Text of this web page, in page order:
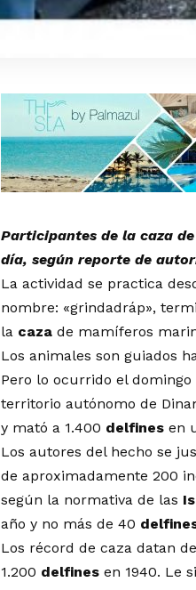
Participantes de la caza
día, según reporte de
La actividad se practica
nombre: «grindadráp»,
la caza de mamíferos
Los animales son guiados
Pero lo ocurrido el
territorio autónomo de
y mató a 1.400 delfines en
Los autores del hecho se
de aproximadamente 200
según la normativa de las
año y no más de 40
Los récord de caza datan
1.200 delfines en 1940. Le